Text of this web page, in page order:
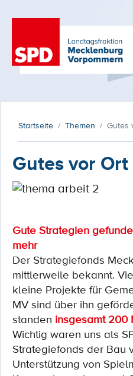
Startseite Themen Gutes
Gutes vor Ort
Gute Strategien
mehr
Der Strategiefonds
mittlerweile bekannt.
kleine Projekte für
MVsind über ihn
standen insgesamt 200
Wichtig waren uns als
Strategiefonds der Bau
Unterstützung von